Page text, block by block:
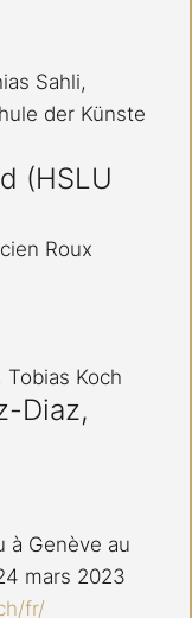
Sahli,
der Künste
(HSLU
Roux
Tobias Koch
Diaz,
à Genève au
mars 2023
fr/